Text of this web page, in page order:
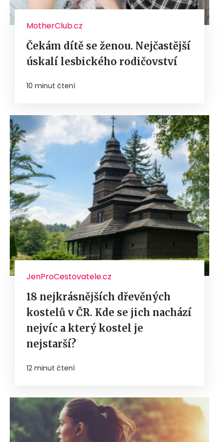
MotherClub.cz
Čekám dítě se ženou. Nejčastější
úskalí lesbického rodičovství
10 minut čtení
JenProCestovatele.cz
18 nejkrásnějších dřevěných
kostelů v ČR. Kde se jich nachází
nejvíc a který kostel je
nejstarší?
12 minut čtení